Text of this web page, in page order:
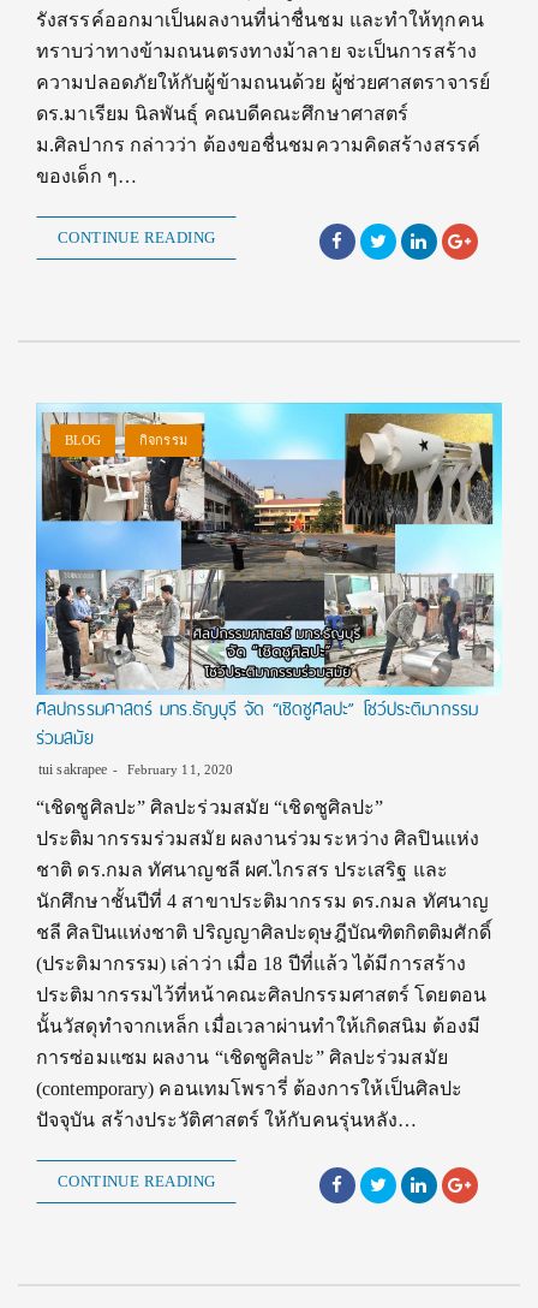
รังสรรค์ออกมาเป็นผลงานที่น่าชื่นชม และทำให้ทุกคน
ทราบว่าทางข้ามถนนตรงทางม้าลาย จะเป็นการสร้าง
ความปลอดภัยให้กับผู้ข้ามถนนด้วย ผู้ช่วยศาสตราจารย์
ดร.มาเรียม นิลพันธุ์ คณบดีคณะศึกษาศาสตร์
ม.ศิลปากร กล่าวว่า ต้องขอชื่นชมความคิดสร้างสรรค์
ของเด็ก ๆ…
CONTINUE READING
BLOG กิจกรรม
ศิลปกรรมศาสตร์ มทร.ธัญบุรี จัด “เชิดชูศิลปะ” โชว์ประติมากรรม
ร่วมสมัย
tui sakrapee February 11, 2020
“เชิดชูศิลปะ” ศิลปะร่วมสมัย “เชิดชูศิลปะ”
ประติมากรรมร่วมสมัย ผลงานร่วมระหว่าง ศิลปินแห่ง
ชาติ ดร.กมล ทัศนาญชลี ผศ.ไกรสร ประเสริฐ และ
นักศึกษาชั้นปีที่ 4 สาขาประติมากรรม ดร.กมล ทัศนาญ
ชลี ศิลปินแห่งชาติ ปริญญาศิลปะดุษฎีบัณฑิตกิตติมศักดิ์
(ประติมากรรม) เล่าว่า เมื่อ 18 ปีที่แล้ว ได้มีการสร้าง
ประติมากรรมไว้ที่หน้าคณะศิลปกรรมศาสตร์ โดยตอน
นั้นวัสดุทำจากเหล็ก เมื่อเวลาผ่านทำให้เกิดสนิม ต้องมี
การซ่อมแซม ผลงาน “เชิดชูศิลปะ” ศิลปะร่วมสมัย
(contemporary) คอนเทมโพรารี่ ต้องการให้เป็นศิลปะ
ปัจจุบัน สร้างประวัติศาสตร์ ให้กับคนรุ่นหลัง…
CONTINUE READING